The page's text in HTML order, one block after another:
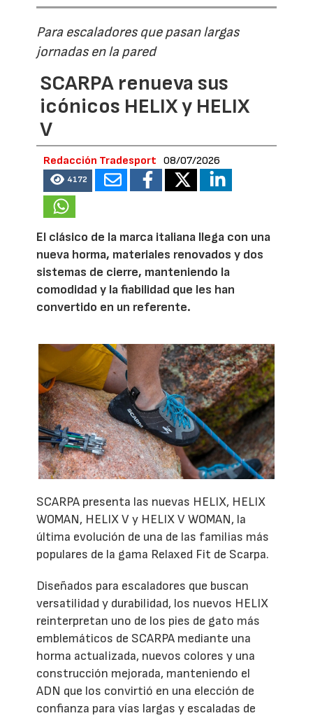
Para escaladores que pasan largas
jornadas en la pared
SCARPA renueva sus
icónicos HELIX y HELIX
V
Redacción Tradesport 08/07/2026
4172
El clásico de la marca italiana llega con una
nueva horma, materiales renovados y dos
sistemas de cierre, manteniendo la
comodidad y la fiabilidad que les han
convertido en un referente.
SCARPA presenta las nuevas HELIX, HELIX
WOMAN, HELIX V y HELIX V WOMAN, la
última evolución de una de las familias más
populares de la gama Relaxed Fit de Scarpa.
Diseñados para escaladores que buscan
versatilidad y durabilidad, los nuevos HELIX
reinterpretan uno de los pies de gato más
emblemáticos de SCARPA mediante una
horma actualizada, nuevos colores y una
construcción mejorada, manteniendo el
ADN que los convirtió en una elección de
confianza para vías largas y escaladas de